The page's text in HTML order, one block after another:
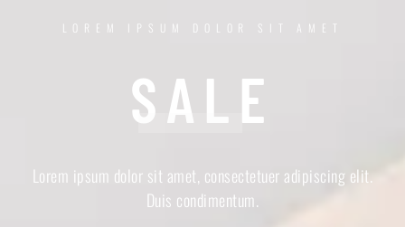
LOREM IPSUM DOLOR SIT AMET
SALE
Lorem ipsum dolor sit amet, consectetuer adipiscing elit.
Duis condimentum.